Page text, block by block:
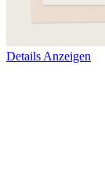
Details Anzeigen